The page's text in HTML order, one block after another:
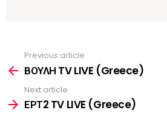
more
Previous article
ΒΟΥΛΗ TV LIVE (Greece)
Next article
ΕΡΤ2 TV LIVE (Greece)